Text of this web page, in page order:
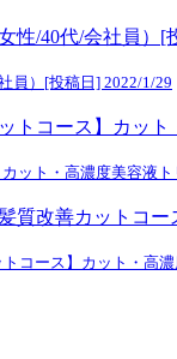
員）[投稿日] 2022/1/29
カット・高濃度美容液
コース】カット・高